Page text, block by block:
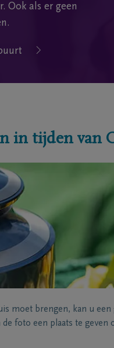
Ook als er geen
in tijden van
moet brengen, kan u
foto een plaats te geven